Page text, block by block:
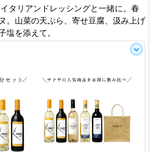
タリアンドレッシングと一緒に。春
。山菜の天ぷら、寄せ豆腐、汲み上げ
塩を添えて。